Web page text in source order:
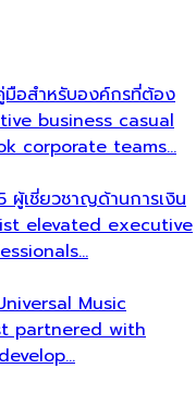
มือสำหรับองค์กรที่ต้อง
business casual
corporate teams…
เชี่ยวชาญด้านการเงิน
elevated executive
Music
partnered with